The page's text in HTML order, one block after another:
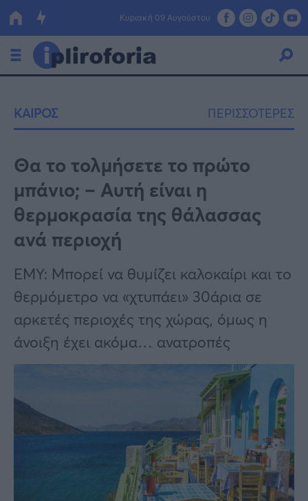
Κυριακή 09 Αυγούστου
Οικονομία
Πολιτική
Τράπεζες
Επιδοτήσεις
Κόσμος
Lifestyle
Αθλητικά
Υγεία
Γυναίκα
ΚΑΙΡΟΣ ΠΕΡΙΣΣΟΤΕΡΕΣ
Θα το τολμήσετε το πρώτο
μπάνιο; – Αυτή είναι η
θερμοκρασία της θάλασσας
ανά περιοχή
ΕΜΥ: Μπορεί να θυμίζει καλοκαίρι και το
θερμόμετρο να «χτυπάει» 30άρια σε
αρκετές περιοχές της χώρας, όμως η
άνοιξη έχει ακόμα… ανατροπές